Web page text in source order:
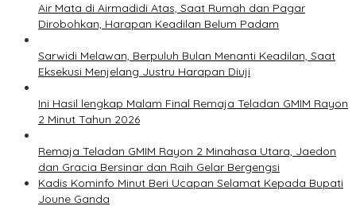
Air Mata di Airmadidi Atas, Saat Rumah dan Pagar
Dirobohkan, Harapan Keadilan Belum Padam
Sarwidi Melawan, Berpuluh Bulan Menanti Keadilan, Saat
Eksekusi Menjelang Justru Harapan Diuji
Ini Hasil lengkap Malam Final Remaja Teladan GMIM Rayon
2 Minut Tahun 2026
Remaja Teladan GMIM Rayon 2 Minahasa Utara, Jaedon
dan Gracia Bersinar dan Raih Gelar Bergengsi
Kadis Kominfo Minut Beri Ucapan Selamat Kepada Bupati
Joune Ganda